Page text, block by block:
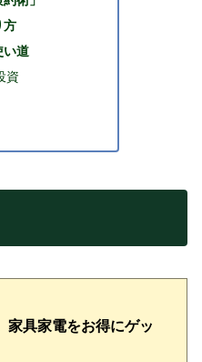
方
い道
資
家具家電をお得にゲッ